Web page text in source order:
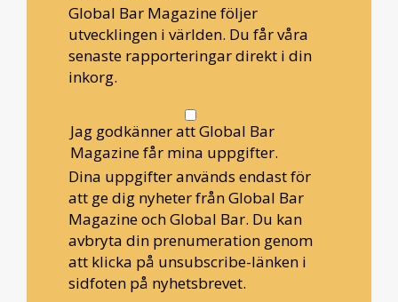
Global Bar Magazine följer
utvecklingen i världen. Du får våra
senaste rapporteringar direkt i din
inkorg.
Jag godkänner att Global Bar
Magazine får mina uppgifter.
Dina uppgifter används endast för
att ge dig nyheter från Global Bar
Magazine och Global Bar. Du kan
avbryta din prenumeration genom
att klicka på unsubscribe-länken i
sidfoten på nyhetsbrevet.